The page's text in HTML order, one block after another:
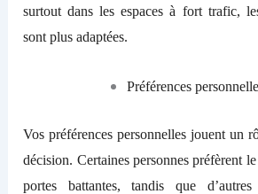
surtout dans les espaces à fort trafic,
sontplus adaptées.
Préférences p
Vos préférences personnelles jouent un
décision. Certaines personnes préfèrent
portes battantes, tandis que d’autres